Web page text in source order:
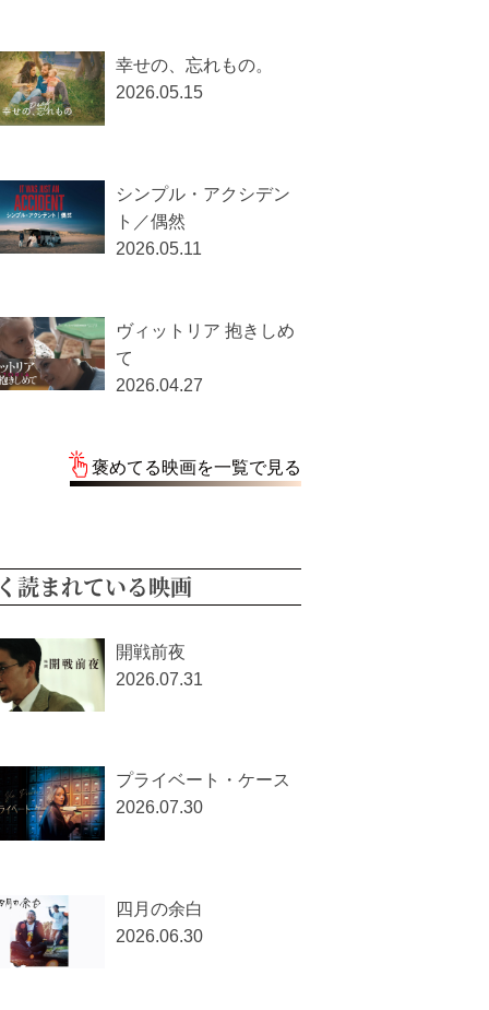
幸せの、忘れもの。
2026.05.15
シンプル・アクシデン
ト／偶然
2026.05.11
ヴィットリア 抱きしめ
て
2026.04.27
褒めてる映画を一覧で見る
読まれている映画
開戦前夜
2026.07.31
プライベート・ケース
2026.07.30
四月の余白
2026.06.30